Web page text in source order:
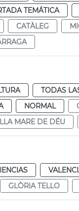
TEMÁTICA
CATÀLEG
TODAS
NORMAL
MARE DE DÉU
GLÒRIA TELLO